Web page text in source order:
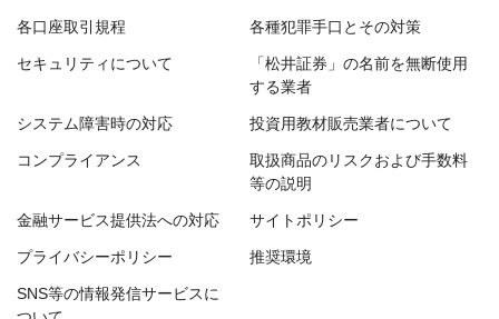
各口座取引規程 各種犯罪手口とその対策
セキュリティについて
「松井証券」の名前を無断使用
する業者
システム障害時の対応 投資用教材販売業者について
コンプライアンス
取扱商品のリスクおよび手数料
等の説明
金融サービス提供法への対応 サイトポリシー
プライバシーポリシー 推奨環境
SNS等の情報発信サービスに